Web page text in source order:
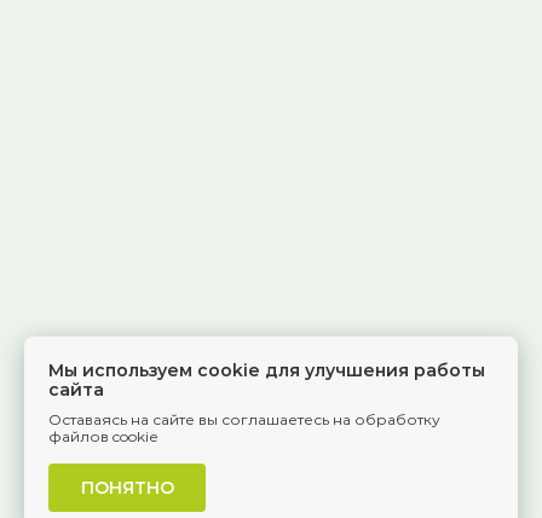
Мы используем cookie для улучшения работы
сайта
Оставаясь на сайте вы соглашаетесь на обработку
файлов cookie
ПОНЯТНО